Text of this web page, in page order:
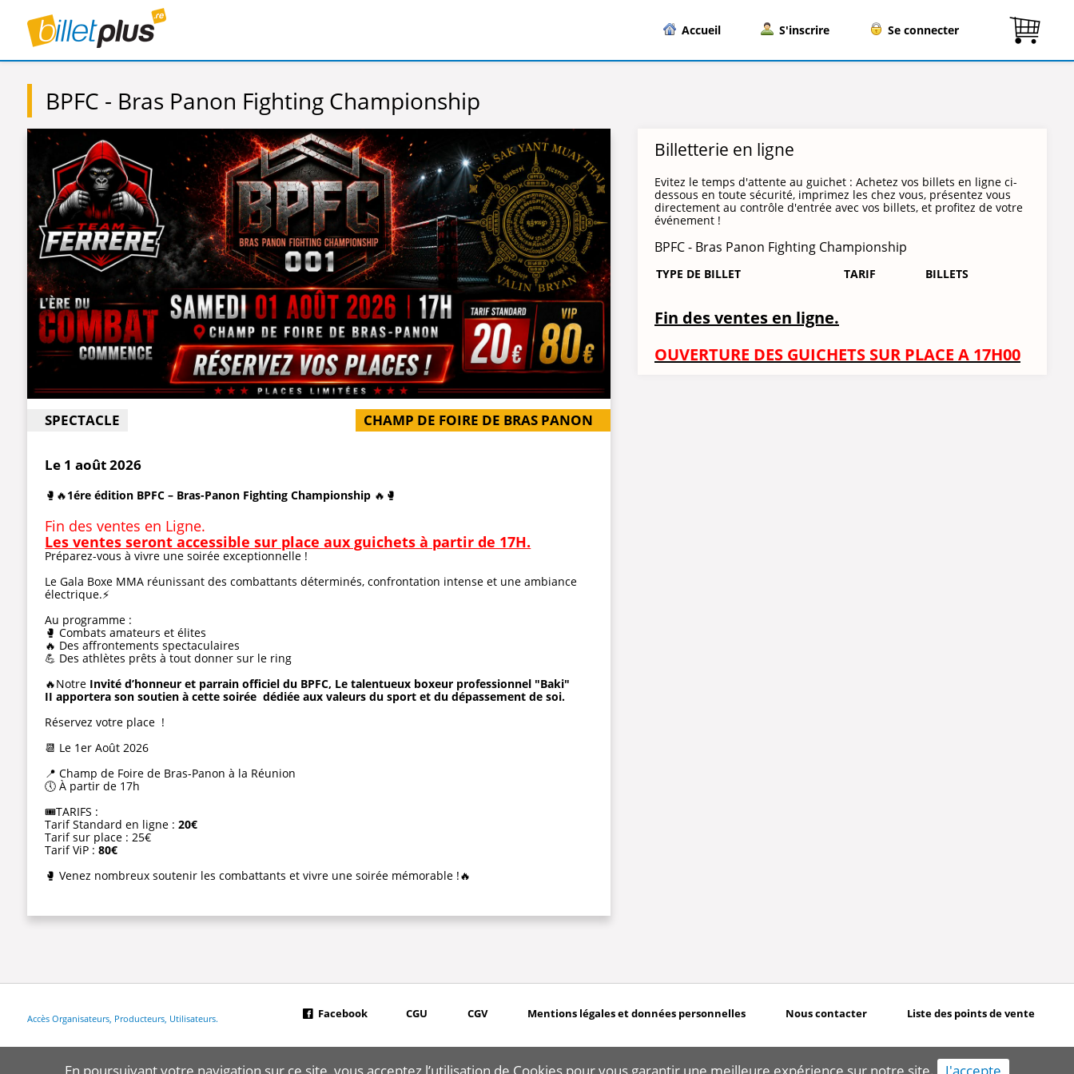
Accueil S'inscrire Se connecter
BPFC - Bras Panon Fighting Championship
SPECTACLE CHAMP DE FOIRE DE BRAS PANON
Le 1 août 2026
🥊🔥1ére édition BPFC – Bras-Panon Fighting Championship 🔥🥊
Fin des ventes en Ligne.
Les ventes seront accessible sur place aux guichets à partir de 17H.
Préparez-vous à vivre une soirée exceptionnelle !
Le Gala Boxe MMA réunissant des combattants déterminés, confrontation intense et une ambiance
électrique.⚡️
Au programme :
🥊 Combats amateurs et élites
🔥 Des affrontements spectaculaires
💪 Des athlètes prêts à tout donner sur le ring
🔥Notre Invité d’honneur et parrain officiel du BPFC, Le talentueux boxeur professionnel "Baki"
II apportera son soutien à cette soirée dédiée aux valeurs du sport et du dépassement de soi.
Réservez votre place !
📆 Le 1er Août 2026
📍 Champ de Foire de Bras-Panon à la Réunion
🕔 À partir de 17h
🎟️TARIFS :
Tarif Standard en ligne :20€
Tarif sur place : 25€
Tarif ViP :80€
🥊 Venez nombreux soutenir les combattants et vivre une soirée mémorable !🔥
Billetterie en ligne
Evitez le temps d'attente au guichet : Achetez vos billets en ligne ci-
dessous en toute sécurité, imprimez les chez vous, présentez vous
directement au contrôle d'entrée avec vos billets, et profitez de votre
événement !
BPFC - Bras Panon Fighting Championship
TYPE DE BILLET TARIF BILLETS
Fin des ventes en ligne.
OUVERTURE DES GUICHETS SUR PLACE A 17H00
Facebook CGU CGV Mentions légales et données personnelles Nous contacter Liste des points de vente
Accès Organisateurs, Producteurs, Utilisateurs